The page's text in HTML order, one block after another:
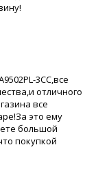
3CC,все
отличного
все
это ему
большой
покупкой